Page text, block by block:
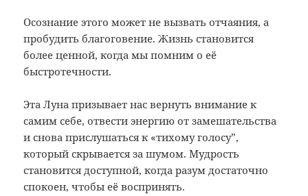
Осознание этого может не вызвать отчаяния, а
пробудить благоговение. Жизнь становится
более ценной, когда мы помним о её
быстротечности.
Эта Луна призывает нас вернуть внимание к
самим себе, отвести энергию от замешательства
и снова прислушаться к «тихому голосу”,
который скрывается за шумом. Мудрость
становится доступной, когда разум достаточно
спокоен, чтобы её воспринять.